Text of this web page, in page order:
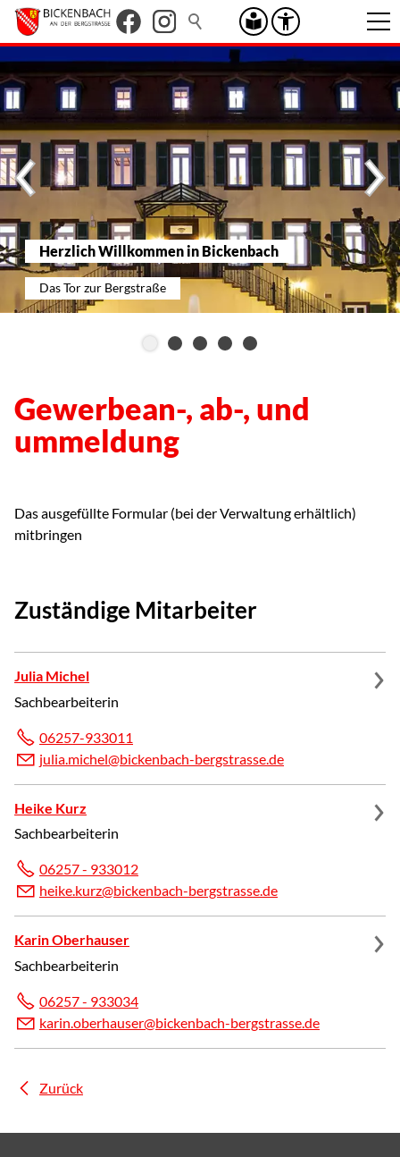
Herzlich Willkommen in Bickenbach
Das Tor zur Bergstraße
Gewerbean-, ab-, und
ummeldung
Das ausgefüllte Formular (bei der Verwaltung erhältlich)
mitbringen
Zuständige Mitarbeiter
Julia Michel
Sachbearbeiterin
06257-933011
j l m ch l b ck nb ch-b rgstr ss d
Heike Kurz
Sachbearbeiterin
06257 - 933012
h
k k rz b ck nb ch-b rgstr ss d
Karin Oberhauser
Sachbearbeiterin
06257 - 933034
k r n b rh s r b ck nb ch-b rgstr ss d
Zurück